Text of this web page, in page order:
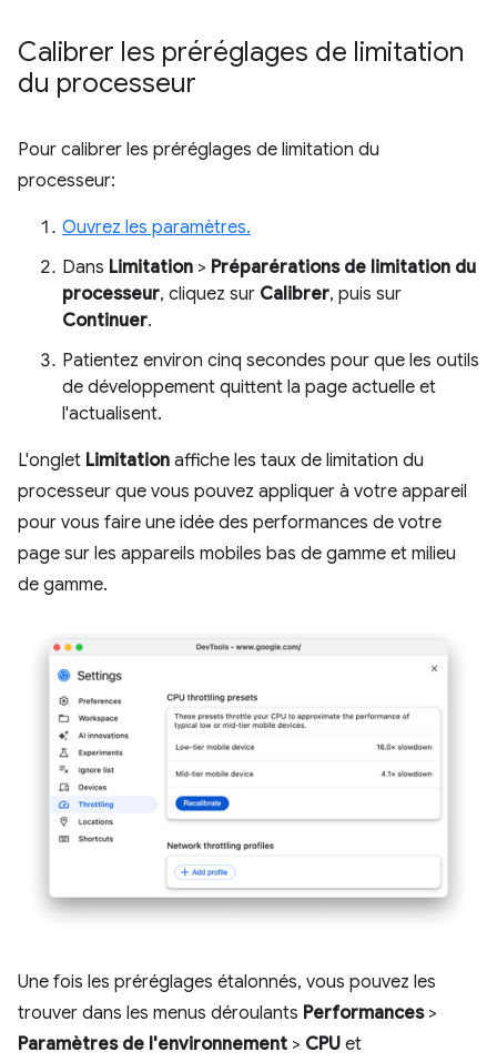
Calibrer les préréglages de limitation
du processeur
Pour calibrer les préréglages de limitation du
processeur:
Ouvrez les paramètres.
Dans Limitation > Préparérations de limitation du
processeur, cliquez sur Calibrer, puis sur
Continuer.
Patientez environ cinq secondes pour que les outils
de développement quittent la page actuelle et
l'actualisent.
L'onglet Limitation affiche les taux de limitation du
processeur que vous pouvez appliquer à votre appareil
pour vous faire une idée des performances de votre
page sur les appareils mobiles bas de gamme et milieu
de gamme.
Une fois les préréglages étalonnés, vous pouvez les
trouver dans les menus déroulants Performances>
Paramètres de l'environnement > CPU et